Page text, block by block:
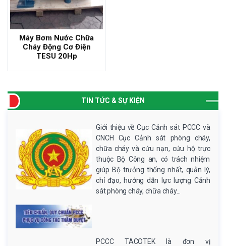
Máy Bơm Nước Chữa
Cháy Động Cơ Điện
TESU 20Hp
TIN TỨC & SỰ KIỆN
Giới thiệu về Cục Cảnh sát PCCC và
CNCH Cục Cảnh sát phòng cháy,
chữa cháy và cứu nạn, cứu hộ trực
thuộc Bộ Công an, có trách nhiệm
giúp Bộ trưởng thống nhất, quản lý,
chỉ đạo, hướng dẫn lực lượng Cảnh
sát phòng cháy, chữa cháy...
PCCC TACOTEK là đơn vị